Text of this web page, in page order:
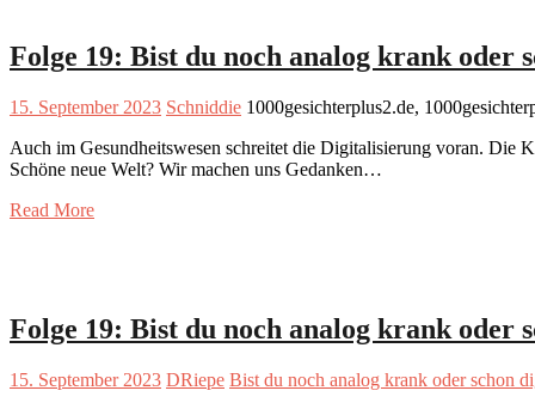
Folge 19: Bist du noch analog krank oder
15. September 2023 Schniddie 1000gesichterplus2.de,
Auch im Gesundheitswesen schreitet die Digitalisierung voran. Die
Schöne neue Welt? Wir machen uns Gedanken…
Read More
Folge 19: Bist du noch analog krank oder
15. September 2023 DRiepe Bist du noch analog krank oder schon